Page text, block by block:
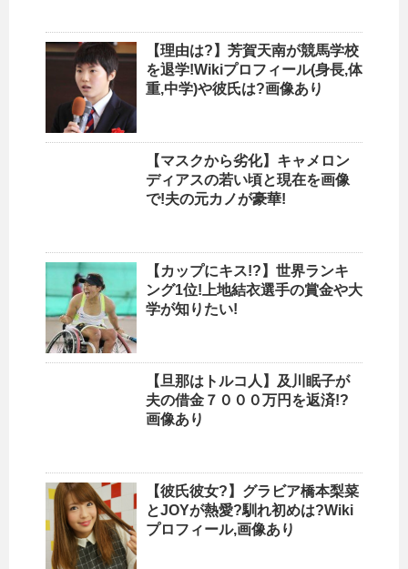
【理由は?】芳賀天南が競馬学校
を退学!Wikiプロフィール(身長,体
重,中学)や彼氏は?画像あり
【マスクから劣化】キャメロン
ディアスの若い頃と現在を画像
で!夫の元カノが豪華!
【カップにキス!?】世界ランキ
ング1位!上地結衣選手の賞金や大
学が知りたい!
【旦那はトルコ人】及川眠子が
夫の借金７０００万円を返済!?
画像あり
【彼氏彼女?】グラビア橋本梨菜
とJOYが熱愛?馴れ初めは?Wiki
プロフィール,画像あり